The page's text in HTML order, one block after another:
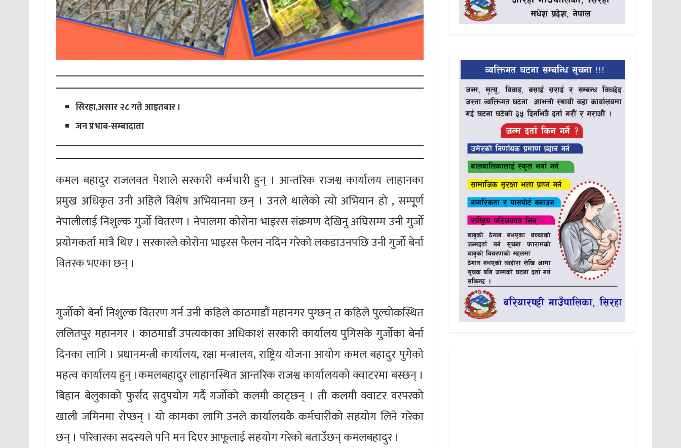
सिरहा,असार २८ गते आइतबार ।
जन प्रभाब-सम्बादाता
कमल बहादुर राजलवत पेशाले सरकारी कर्मचारी हुन् । आन्तरिक राजश्व कार्यालय लाहानका
प्रमुख अधिकृत उनी अहिले विशेष अभियानमा छन् । उनले थालेको त्यो अभियान हो , सम्पूूर्ण
नेपालीलाई निशुल्क गुर्जो वितरण । नेपालमा कोरोना भाइरस संक्रमण देखिनु अघिसम्म उनी गुर्जो
प्रयोगकर्ता मात्रै थिए । सरकारले कोरोना भाइरस फैलन नदिन गरेको लकडाउनपछि उनी गुर्जो बेर्ना
वितरक भएका छन् ।
गुर्जोको बेर्ना निशुल्क वितरण गर्न उनी कहिले काठमाडौं महानगर पुग्छन् त कहिले पुल्चोकस्थित
ललितपुर महानगर । काठमाडौं उपत्यकाका अधिकाशं सरकारी कार्यालय पुगिसके गुर्जोका बेर्ना
दिनका लागि । प्रधानमन्त्री कार्यालय, रक्षा मन्त्रालय, राष्ट्रिय योजना आयोग कमल बहादुर पुगेको
महत्व कार्यालय हुन् ।कमलबहादुर लाहानस्थित आन्तरिक राजश्व कार्यालयको क्वाटरमा बस्छन् ।
बिहान बेलुकाको फुर्सद सदुपयोग गर्दै गर्जोको कलमी काट्छन् । ती कलमी क्वाटर वरपरको
खाली जमिनमा रोप्छन् । यो कामका लागि उनले कार्यालयकै कर्मचारीको सहयोग लिने गरेका
छन् । परिवारका सदस्यले पनि मन दिएर आफूलाई सहयोग गरेको बताउँछन् कमलबहादुर ।